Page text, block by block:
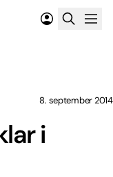
i
8. september 2014